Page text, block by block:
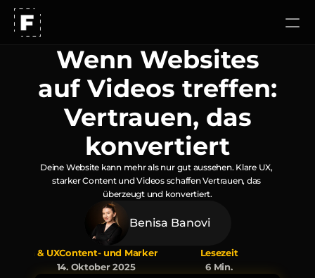
Wenn Websites
auf Videos treffen:
Vertrauen, das
konvertiert
Deine Website kann mehr als nur gut aussehen. Klare UX,
starker Content und Videos schaffen Vertrauen, das
überzeugt und konvertiert.
Benisa Banovi
& UXContent- und Markenmarketing
14. Oktober 2025
Lesezeit
6 Min.
Unser Ansatz